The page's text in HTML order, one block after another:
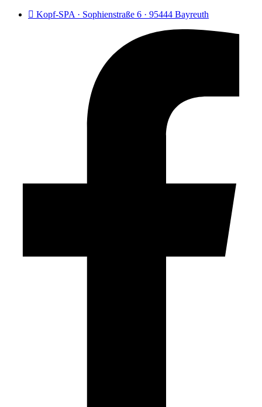
Kopf-SPA · Sophienstraße 6 · 95444 Bayreuth